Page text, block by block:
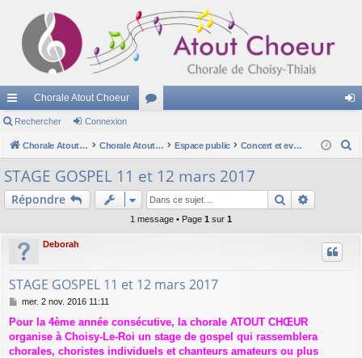
cc
ès
ra
pi
Chorale Atout Choeur
u
m
s
ne
Rechercher Connexion
Chorale Atout Choeur Chorale Atout Choeur Espace public Concert et evenements passés
r
STAGE GOSPEL 11 et 12 mars 2017
Répondre Rechercher
1 message • Page 1 sur 1
Deborah
STAGE GOSPEL 11 et 12 mars 2017
M
s
s
a
mer. 2 nov. 2016 11:11
Pour la 4ème année consécutive, la chorale ATOUT CHŒUR
organise à Choisy-Le-Roi un stage de gospel qui rassemblera
chorales, choristes individuels et chanteurs amateurs ou plus